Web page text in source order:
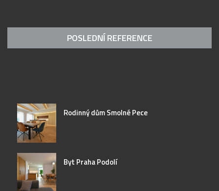
POSLEDNÍ REFERENCE
Rodinný dům Smolné Pece
Byt Praha Podolí